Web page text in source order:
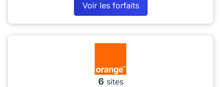
Voir les forfaits
6 sites